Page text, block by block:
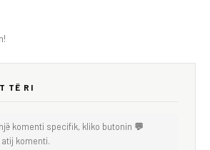
TË RI
komenti specifik, kliko butonin 💬
komenti.